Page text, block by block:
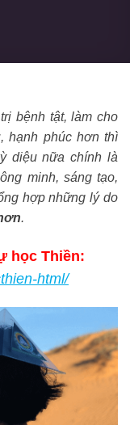
bệnh tật, làm cho
hạnh phúc hơn thì
diệu nữa chính là
minh, sáng tạo,
hợp những lý do
.
học Thiền:
html/